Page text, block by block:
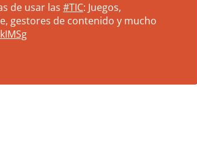
de usar las #TIC: Juegos,
gestores de contenido y mucho